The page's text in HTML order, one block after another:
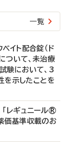
一覧
イト配合錠（ド
ついて、未治療
験において、3
示したことを
レギュニール®
価基準収載のお